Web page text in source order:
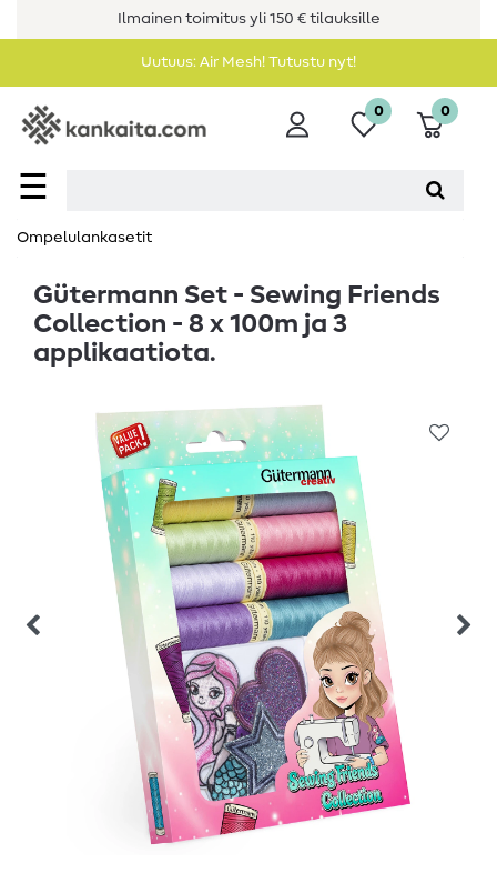
Ilmainen toimitus yli 150 € tilauksille
Uutuus: Air Mesh! Tutustu nyt!
☰
0 0
Ompelulankasetit
Gütermann Set - Sewing Friends
Collection - 8 x 100m ja 3
applikaatiota.